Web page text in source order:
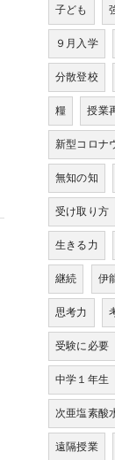
子ども
９月入学
分散登校
糧
授業
新型コロナ
無知の知
受け取り方
生きる力
継続
伊
思考力
受験に必要
中学１年生
次亜塩素酸
遠隔授業